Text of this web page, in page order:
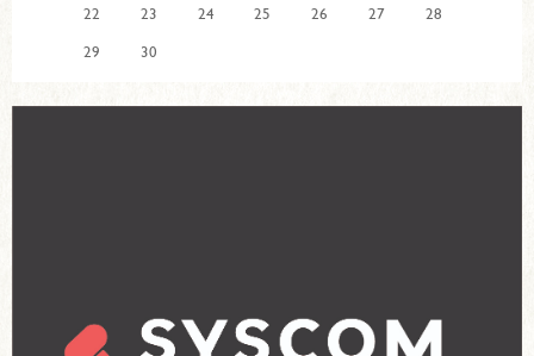
22
23 24 25 26 27
28
29
30